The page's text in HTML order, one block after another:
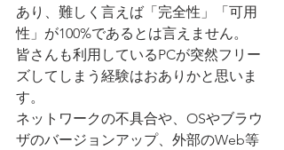
あり、難しく言えば「完全性」「可用
性」が100%であるとは言えません。
皆さんも利用しているPCが突然フリー
ズしてしまう経験はおありかと思いま
す。
ネットワークの不具合や、OSやブラウ
ザのバージョンアップ、外部のWeb等